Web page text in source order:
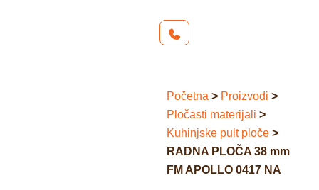
Početna > Proizvodi >
Pločasti materijali >
Kuhinjske pult ploče >
RADNA PLOČA 38 mm
FM APOLLO 0417 NA